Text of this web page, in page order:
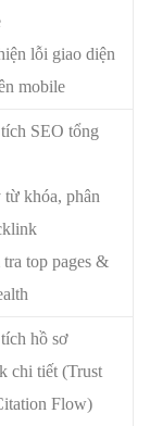
lỗi giao diện
mobile
SEO tổng
khóa, phân
top pages &
hồ sơ
chi tiết (Trust
Flow)